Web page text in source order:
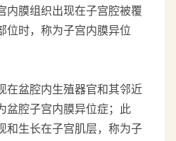
内膜组织出现在子宫腔被覆
位时，称为子宫内膜异位
在盆腔内生殖器官和其邻近
腔子宫内膜异位症； 此
和生长在子宫肌层，称为子